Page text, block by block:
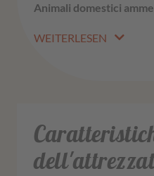
Animali domestici
WEITERLESEN